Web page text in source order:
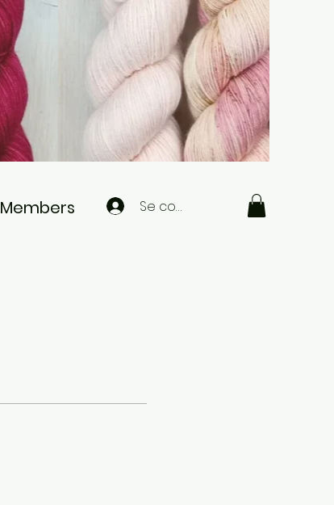
Members Se connecter